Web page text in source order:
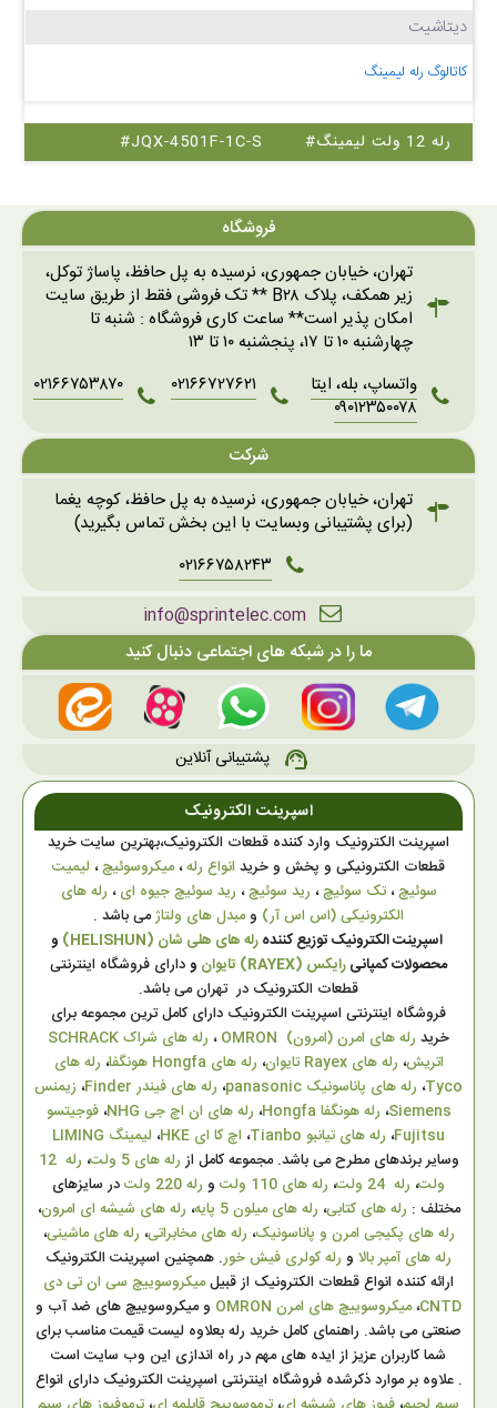
دیتاشیت
کاتالوگ رله لیمینگ
#رله 12 ولت لیمینگ #JQX-4501F-1C-S
فروشگاه
تهران، خیابان جمهوری، نرسیده به پل حافظ، پاساژ توکل،
زیر همکف، پلاک B۲۸ ** تک فروشی فقط از طریق سایت
امکان پذیر است** ساعت کاری فروشگاه : شنبه تا
چهارشنبه ۱۰ تا ۱۷، پنجشنبه ۱۰ تا ۱۳
واتساپ، بله، ایتا
۰۹۰۱۲۳۵۰۰۷۸
۰۲۱۶۶۷۲۷۶۲۱ ۰۲۱۶۶۷۵۳۸۷۰
شرکت
تهران، خیابان جمهوری، نرسیده به پل حافظ، کوچه یغما
(برای پشتیبانی وبسایت با این بخش تماس بگیرید)
۰۲۱۶۶۷۵۸۲۴۳
info@sprintelec.com
ما را در شبکه های اجتماعی دنبال کنید
support_agent
پشتیبانی آنلاین
اسپرینت الکترونیک
اسپرینت الکترونیک وارد کننده قطعات الکترونیک،بهترین سایت خرید
قطعات الکترونیکی و پخش و خرید انواع رله،میکروسوئیچ، لیمیت
سوئیچ،تک سوئیچ، رید سوئیچ، رید سوئیچ جیوه ای، رله های
الکترونیکی (اس اس آر) ومبدل های ولتاژمی باشد .
اسپرینت الکترونیک توزیع کنندهرله های هلی شان (HELISHUN)
و
محصولات کمپانیرایکس (RAYEX) تایوان ودارای فروشگاه اینترنتی
قطعات الکترونیک در تهران می باشد.
فروشگاه اینترنتی اسپرینت الکترونیک دارای کامل ترین مجموعه برای
خرید رله های امرن (امرون) OMRON ،
رله های شراک SCHRACK
اتریش، رله های Rayex تایوان ، رله های Hongfa هونگفا ، رله های
Tyco، رله های پاناسونیک panasonic ، رله های فیندر Finder ، زیمنس
Siemens، رله هونگفا Hongfa ، رله های ان اچ جی NHG ،فوجیتسو
Fujitsu، رله های تیانبو Tianbo ، اچ کا ای HKE ، لیمینگ LIMING
وسایر برندهای مطرح می باشد. مجموعه کامل از رله های 5 ولت ،
رله 12
ولت، رله 24 ولت ، رله های 110 ولت و رله 220 ولت
در سایزهای
مختلف : رله های کتابی، رله های میلون 5 پایه ، رله های شیشه ای امرون،
رله های پکیجی امرن و پاناسونیک، رله های مخابراتی، رله های ماشینی،
رله های آمپر بالا و رله کولری فیش خور. همچنین اسپرینت الکترونیک
ارائه کننده انواع قطعات الکترونیک از قبیلمیکروسوییچ سی ان تی دی
CNTD،میکروسوییچ های امرن OMRON
و میکروسوییچ های ضد آب و
صنعتی می باشد. راهنمای کامل خرید رله بعلاوه لیست قیمت مناسب برای
شما کاربران عزیز از ایده های مهم در راه اندازی این وب سایت است
. علاوه بر موارد ذکرشده فروشگاه اینترنتی اسپرینت الکترونیک دارای انواع